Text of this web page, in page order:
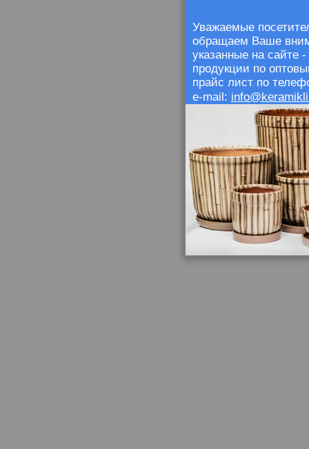
Уважаемые
обращаем Ваше
указанные на сайте
продукции по
прайс лист по
e-mail: